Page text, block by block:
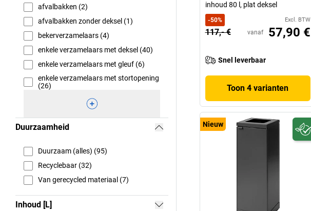
afvalbakken (2)
afvalbakken zonder deksel (1)
bekerverzamelaars (4)
enkele verzamelaars met deksel (40)
enkele verzamelaars met gleuf (6)
enkele verzamelaars met stortopening
(26)
Duurzaamheid
Duurzaam (alles) (95)
Recyclebaar (32)
Van gerecycled materiaal (7)
Inhoud [L]
inhoud 80 l, plat deksel
-50% Excl. BTW
117,- € vanaf 57,90 €
Snel leverbaar
Toon 4 varianten
Nieuw